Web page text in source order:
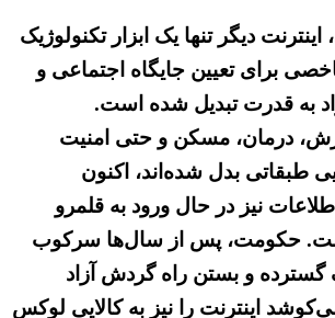
دیگر تنها یک ابزار تکنولوژیک
برای تعیین جایگاه اجتماعی و
به قدرت تبدیل شده است.
درمان، مسکن و حتی امنیت
طبقاتی بدل شده‌اند، اکنون
نیز در حال ورود به قلمرو
حکومت، پس از سال‌ها سرکوب
گسترده و بستن راه گردش آزاد
اینترنت را نیز به کالایی لوکس